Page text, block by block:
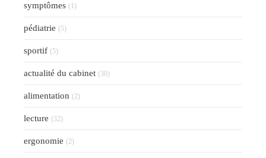
symptômes (1)
pédiatrie (5)
sportif (5)
actualité du cabinet (30)
alimentation (2)
lecture (32)
ergonomie (2)